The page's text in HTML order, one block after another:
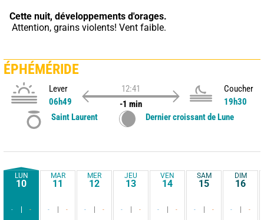
Cette nuit, développements d'orages.
Attention, grains violents! Vent faible.
ÉPHÉMÉRIDE
Lever
06h49
12:41
-1 min
Coucher
19h30
Saint Laurent
Dernier croissant de Lune
LUN
10
- -
MAR
11
- -
MER
12
- -
JEU
13
- -
VEN
14
- -
SAM
15
- -
DIM
16
- -